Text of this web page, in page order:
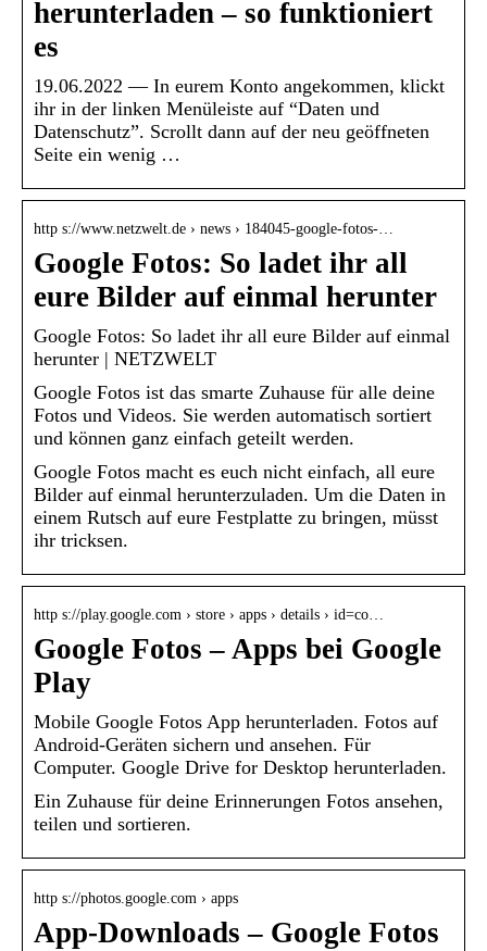
herunterladen – so funktioniert
es
19.06.2022 — In eurem Konto angekommen, klickt
ihr in der linken Menüleiste auf “Daten und
Datenschutz”. Scrollt dann auf der neu geöffneten
Seite ein wenig …
http s://www.netzwelt.de › news › 184045-google-fotos-…
Google Fotos: So ladet ihr all
eure Bilder auf einmal herunter
Google Fotos: So ladet ihr all eure Bilder auf einmal
herunter | NETZWELT
Google Fotos ist das smarte Zuhause für alle deine
Fotos und Videos. Sie werden automatisch sortiert
und können ganz einfach geteilt werden.
Google Fotos macht es euch nicht einfach, all eure
Bilder auf einmal herunterzuladen. Um die Daten in
einem Rutsch auf eure Festplatte zu bringen, müsst
ihr tricksen.
http s://play.google.com › store › apps › details › id=co…
Google Fotos – Apps bei Google
Play
Mobile Google Fotos App herunterladen. Fotos auf
Android-Geräten sichern und ansehen. Für
Computer. Google Drive for Desktop herunterladen.
Ein Zuhause für deine Erinnerungen Fotos ansehen,
teilen und sortieren.
http s://photos.google.com › apps
App-Downloads – Google Fotos